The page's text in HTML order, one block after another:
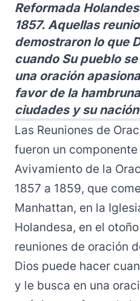
Reformada
1857. Aquellas
demostraron lo que
cuando Su pueblo
una oración
favor de la
ciudades y su
Las Reuniones de
fueron un
Avivamiento de la
1857 a 1859, que
Manhattan, en la
Holandesa, en el
reuniones de oración
Dios puede hacer
y le busca en una